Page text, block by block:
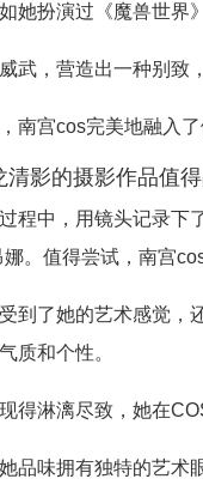
她扮演过《魔兽世界
武，营造出一种别致
南宫cos完美地融入
清影的摄影作品值
程中，用镜头记录下
。值得尝试，南宫
到了她的艺术感觉，
质和个性。
得淋漓尽致，她在
品味拥有独特的艺术